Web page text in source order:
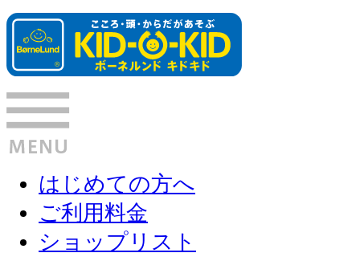
はじめての方へ
ご利用料金
ショップリスト